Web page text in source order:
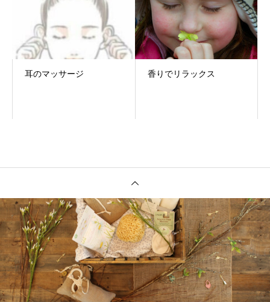
耳のマッサージ 香りでリラックス